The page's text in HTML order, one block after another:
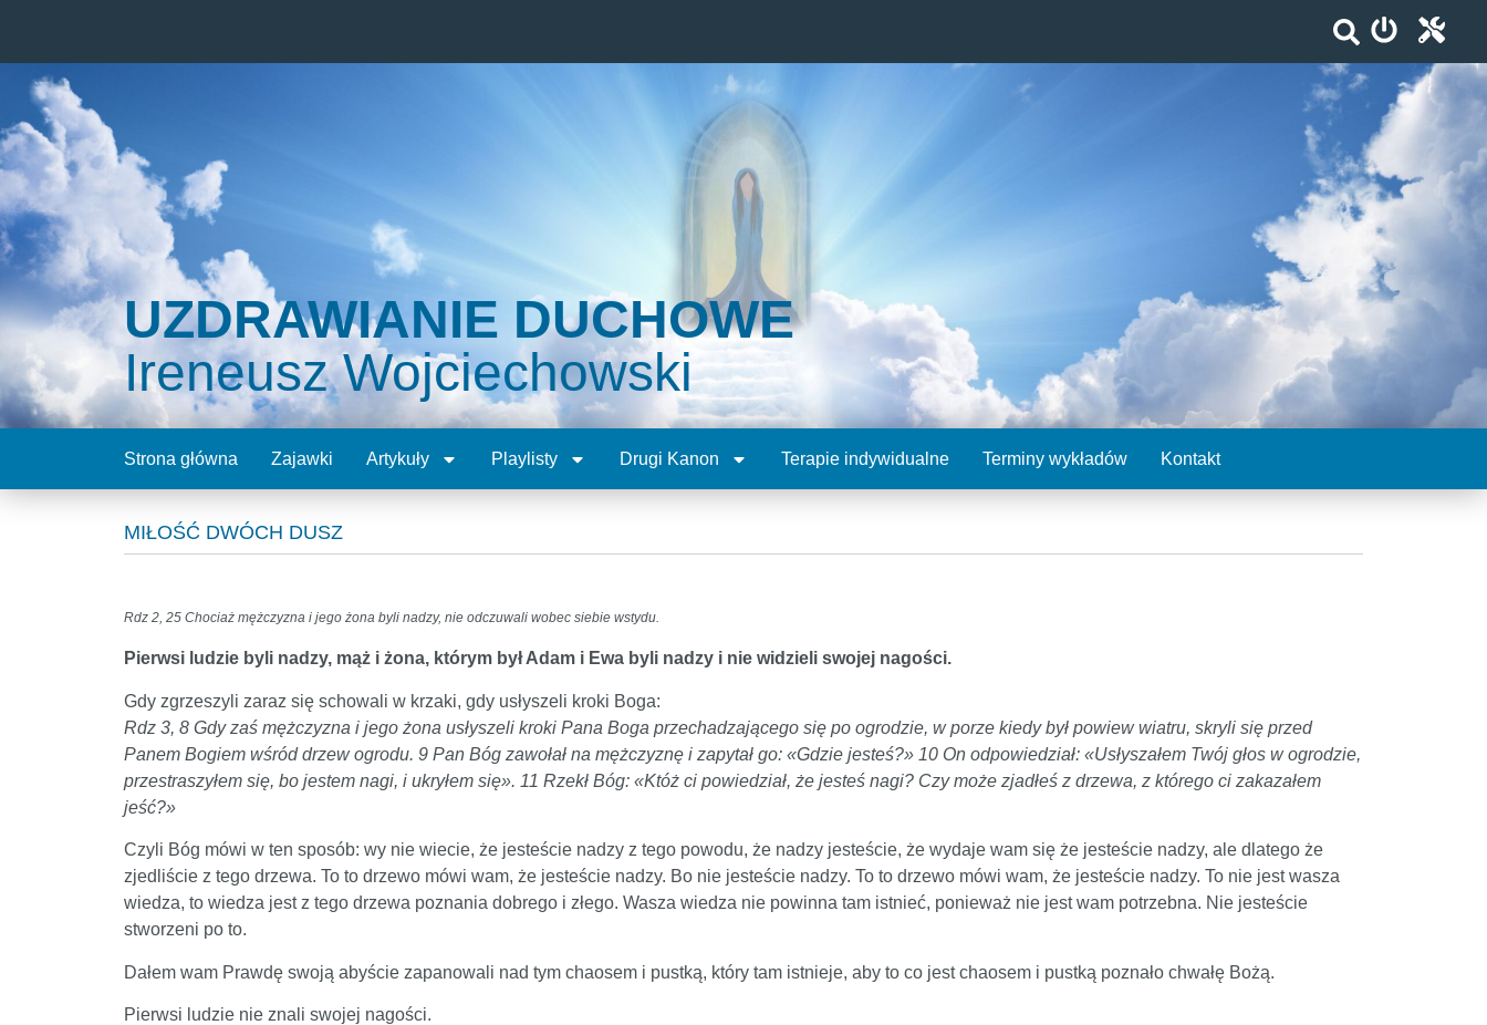
UZDRAWIANIE DUCHOWE
Ireneusz Wojciechowski
Strona główna Zajawki Artykuły Playlisty Drugi Kanon Terapie indywidualne Terminy wykładów Kontakt
MIŁOŚĆ DWÓCH DUSZ
Rdz 2, 25 Chociaż mężczyzna i jego żona byli nadzy, nie odczuwali wobec siebie wstydu.
Pierwsi ludzie byli nadzy, mąż i żona, którym był Adam i Ewa byli nadzy i nie widzieli swojej nagości.
Gdy zgrzeszyli zaraz się schowali w krzaki, gdy usłyszeli kroki Boga:
Rdz 3, 8 Gdy zaś mężczyzna i jego żona usłyszeli kroki Pana Boga przechadzającego się po ogrodzie, w porze kiedy był powiew wiatru, skryli się przed
Panem Bogiem wśród drzew ogrodu. 9 Pan Bóg zawołał na mężczyznę i zapytał go: «Gdzie jesteś?» 10 On odpowiedział: «Usłyszałem Twój głos w ogrodzie,
przestraszyłem się, bo jestem nagi, i ukryłem się». 11 Rzekł Bóg: «Któż ci powiedział, że jesteś nagi? Czy może zjadłeś z drzewa, z którego ci zakazałem
jeść?»
Czyli Bóg mówi w ten sposób: wy nie wiecie, że jesteście nadzy z tego powodu, że nadzy jesteście, że wydaje wam się że jesteście nadzy, ale dlatego że
zjedliście z tego drzewa. To to drzewo mówi wam, że jesteście nadzy. Bo nie jesteście nadzy. To to drzewo mówi wam, że jesteście nadzy. To nie jest wasza
wiedza, to wiedza jest z tego drzewa poznania dobrego i złego. Wasza wiedza nie powinna tam istnieć, ponieważ nie jest wam potrzebna. Nie jesteście
stworzeni po to.
Dałem wam Prawdę swoją abyście zapanowali nad tym chaosem i pustką, który tam istnieje, aby to co jest chaosem i pustką poznało chwałę Bożą.
Pierwsi ludzie nie znali swojej nagości.